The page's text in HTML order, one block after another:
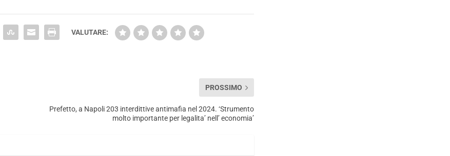
VALUTARE:
PROSSIMO
Prefetto, a Napoli 203 interdittive antimafia nel 2024. ‘Strumento
molto importante per legalita’ nell’ economia’